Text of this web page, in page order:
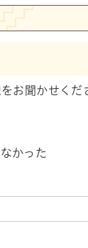
お聞かせくだ
かった